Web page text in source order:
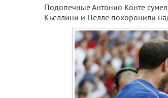
Подопечные Антонио Конте
Кьеллини и Пелле похоронили